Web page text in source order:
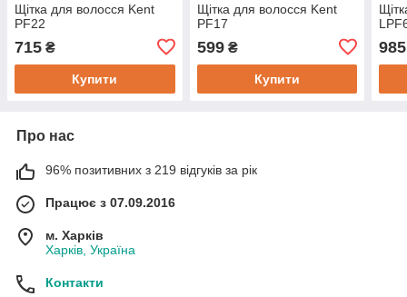
Щітка для волосся Kent
PF22
715 ₴
Купити
Щітка для волосся Kent
PF17
599₴
Купити
985
Про нас
96% позитивних з 219 відгуків за рік
Працює з 07.09.2016
м. Харків
Харків, Україна
Контакти